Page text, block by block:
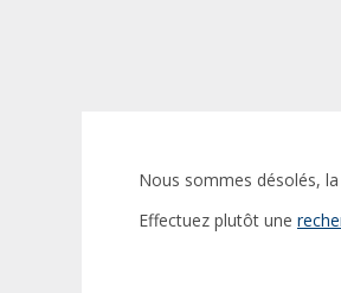
Nous sommes désolés,
Effectuez plutôt une